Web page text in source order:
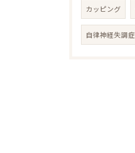
カッピング
自律神経失調症